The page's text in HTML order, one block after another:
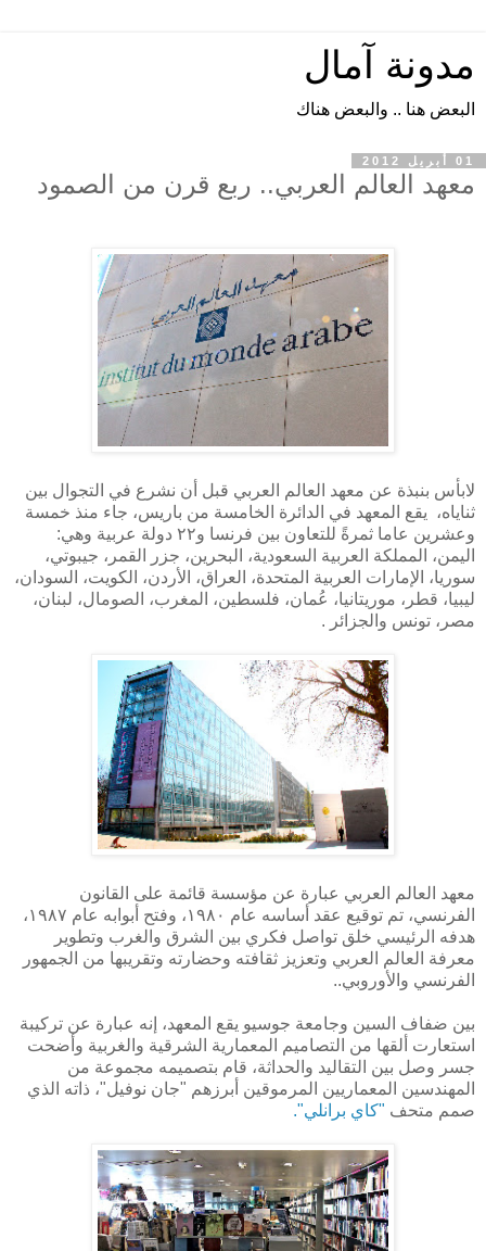
مدونة آمال
البعض هنا .. والبعض هناك
01 أبريل 2012
معهد العالم العربي.. ربع قرن من الصمود
لابأس بنبذة عن معهد العالم العربي قبل أن نشرع في التجوال بين
ثناياه، يقع المعهد في الدائرة الخامسة من باريس، جاء منذ خمسة
وعشرين عاما ثمرةً للتعاون بين فرنسا و٢٢ دولة عربية وهي:
اليمن، المملكة العربية السعودية، البحرين، جزر القمر، جيبوتي،
سوريا، الإمارات العربية المتحدة، العراق، الأردن، الكويت، السودان،
ليبيا، قطر، موريتانيا، عُمان، فلسطين، المغرب، الصومال، لبنان،
مصر، تونس والجزائر .
معهد العالم العربي عبارة عن مؤسسة قائمة على القانون
الفرنسي، تم توقيع عقد أساسه عام ١٩٨٠، وفتح أبوابه عام ١٩٨٧،
هدفه الرئيسي خلق تواصل فكري بين الشرق والغرب وتطوير
معرفة العالم العربي وتعزيز ثقافته وحضارته وتقريبها من الجمهور
الفرنسي والأوروبي..
بين ضفاف السين وجامعة جوسيو يقع المعهد، إنه عبارة عن تركيبة
استعارت ألقها من التصاميم المعمارية الشرقية والغربية وأضحت
جسر وصل بين التقاليد والحداثة، قام بتصميمه مجموعة من
المهندسين المعماريين المرموقين أبرزهم "جان نوفيل"، ذاته الذي
صمم متحف "كاي برانلي".